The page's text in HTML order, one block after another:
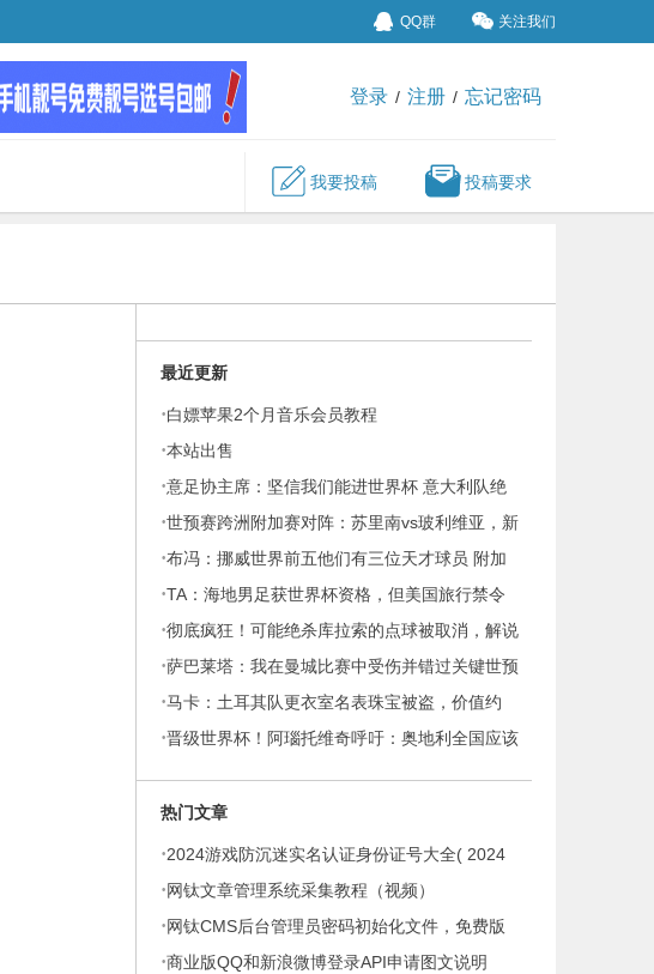
QQ群 关注我们
登录 / 注册 / 忘记密码
我要投稿 投稿要求
最近更新
·白嫖苹果2个月音乐会员教程
·本站出售
·意足协主席：坚信我们能进世界杯 意大利队绝
非人们说的那么糟糕
·世预赛跨洲附加赛对阵：苏里南vs玻利维亚，新
喀里多尼亚vs牙买加
·布冯：挪威世界前五他们有三位天才球员 附加
赛希望避开波兰瑞典
·TA：海地男足获世界杯资格，但美国旅行禁令
导致球迷难以赴美观赛
·彻底疯狂！可能绝杀库拉索的点球被取消，解说
员鬼哭狼嚎肆意庆祝
·萨巴莱塔：我在曼城比赛中受伤并错过关键世预
赛，被马拉多纳弃用
·马卡：土耳其队更衣室名表珠宝被盗，价值约
32万欧元
·晋级世界杯！阿瑙托维奇呼吁：奥地利全国应该
热门文章
·2024游戏防沉迷实名认证身份证号大全( 2024
最新身份证号码实名认证免费用)
·网钛文章管理系统采集教程（视频）
·网钛CMS后台管理员密码初始化文件，免费版
和商业版都通用
·商业版QQ和新浪微博登录API申请图文说明